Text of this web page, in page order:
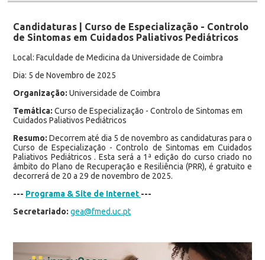
Candidaturas | Curso de Especialização - Controlo
de Sintomas em Cuidados Paliativos Pediátricos
Local: Faculdade de Medicina da Universidade de Coimbra
Dia: 5 de Novembro de 2025
Organização: Universidade de Coimbra
Temática: Curso de Especialização - Controlo de Sintomas em
Cuidados Paliativos Pediátricos
Resumo: Decorrem até dia 5 de novembro as candidaturas para o
Curso de Especialização - Controlo de Sintomas em Cuidados
Paliativos Pediátricos . Esta será a 1ª edição do curso criado no
âmbito do Plano de Recuperação e Resiliência (PRR), é gratuito e
decorrerá de 20 a 29 de novembro de 2025.
--- Programa & Site de Internet ---
Secretariado: gea@fmed.uc.pt